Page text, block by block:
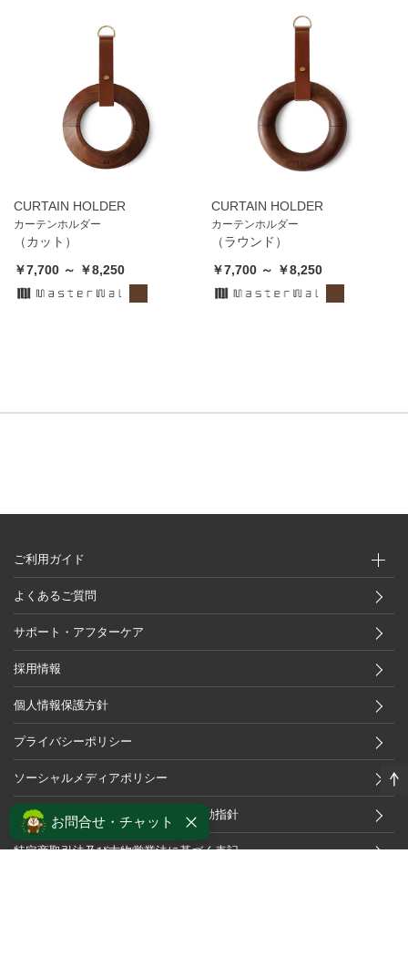
CURTAIN HOLDER
カーテンホルダー
（カット）
￥7,700 ～ ￥8,250
CURTAIN HOLDER
カーテンホルダー
（ラウンド）
￥7,700 ～ ￥8,250
ご利用ガイド
よくあるご質問
サポート・アフターケア
採用情報
個人情報保護方針
プライバシーポリシー
ソーシャルメディアポリシー
カスタマーハラスメントに対する行動指針
特定商取引法及び古物営業法に基づく表記
お問合せ・チャット